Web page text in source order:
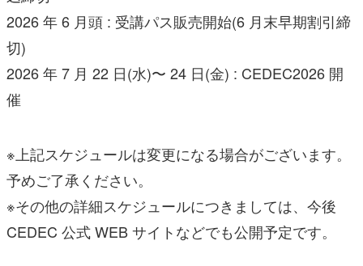
2026 年 6 月頭 : 受講パス販売開始(6 月末早期割引締
切)
2026 年 7 月 22 日(水)〜 24 日(金) : CEDEC2026 開
催
※上記スケジュールは変更になる場合がございます。
予めご了承ください。
※その他の詳細スケジュールにつきましては、今後
CEDEC 公式 WEB サイトなどでも公開予定です。